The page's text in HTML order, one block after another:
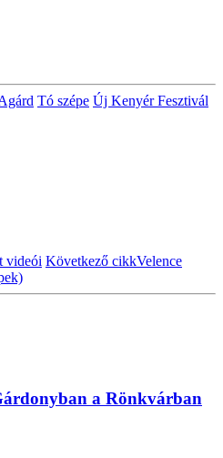
Tó szépe Új Kenyér Fesztivál
videói Következő cikkVelence
a Rönkvárban